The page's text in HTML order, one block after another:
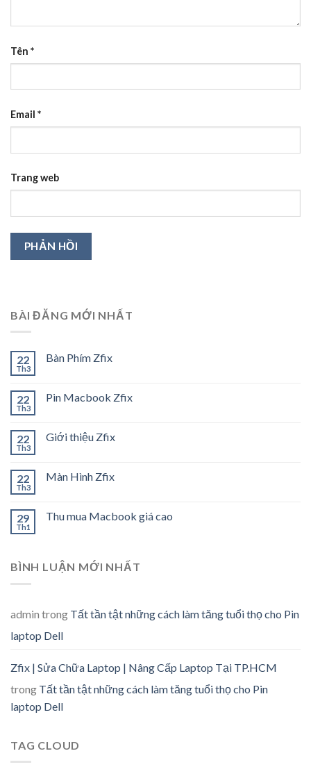
Tên *
Email *
Trang web
BÀI ĐĂNG MỚI NHẤT
22
Th3
Bàn Phím Zfix
22
Th3
Pin Macbook Zfix
22
Th3
Giới thiệu Zfix
22
Th3
Màn Hình Zfix
29
Th1
Thu mua Macbook giá cao
BÌNH LUẬN MỚI NHẤT
admin trong Tất tần tật những cách làm tăng tuổi thọ cho Pin
laptop Dell
Zfix | Sửa Chữa Laptop | Nâng Cấp Laptop Tại TP.HCM
trong Tất tần tật những cách làm tăng tuổi thọ cho Pin
laptop Dell
TAG CLOUD